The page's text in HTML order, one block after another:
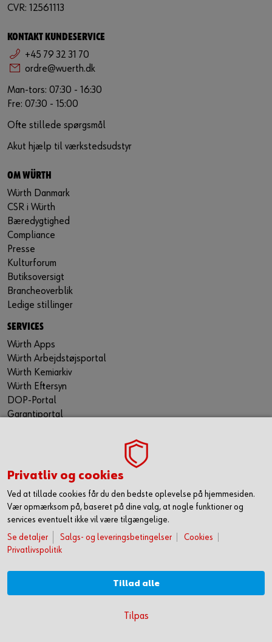
CVR: 12561113
KONTAKT KUNDESERVICE
+45 79 32 31 70
ordre@wuerth.dk
Man-tors: 07:30 - 16:30
Fre: 07:30 - 15:00
Ofte stillede spørgsmål
Akut hjælp til værkstedsudstyr
OM WÜRTH
Würth Danmark
CSR i Würth
Bæredygtighed
Compliance
Presse
Kulturforum
Butiksoversigt
Brancheoverblik
Ledige stillinger
SERVICES
Würth Apps
Würth Arbejdstøjsportal
Würth Kemiarkiv
Würth Eftersyn
DOP-Portal
Garantiportal
WÜRTH TECHNICAL SOFTWARE II
Gå ikke glip af nyheder og skarpe tilbud. Hold dig opdateret
via vores nyhedsbrev. Så får du de seneste nyheder, gode
tilbud og kampagner samt tips og tricks direkte i din
mailindbakke.
Du tilmelder dig her
FØLG OS HER
Privatliv og cookies
Ved at tillade cookies får du den bedste oplevelse på hjemmesiden.
Vær opmærksom på, baseret på dine valg, at nogle funktioner og
services eventuelt ikke vil være tilgængelige.
Se detaljer
Salgs- og leveringsbetingelser
Cookies
Privatlivspolitik
Tillad alle
Tilpas
OPRET DIG OG FÅ ADGANG TIL 50.000 PRODUKTER >